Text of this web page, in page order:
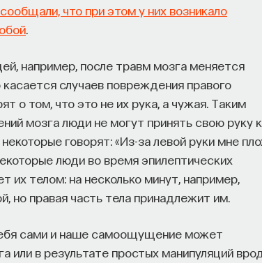
что при этом у них возникало
например, после травм мозга меняется
случаев повреждения правого
о том, что это не их рука, а чужая. Таким
мозга люди не могут принять свою руку
говорят: «Из-за левой руки мне
люди во время эпилептических
их телом: на несколько минут, например,
но правая часть тела принадлежит им.
сами и наше самоощущение может
или в результате простых манипуляций